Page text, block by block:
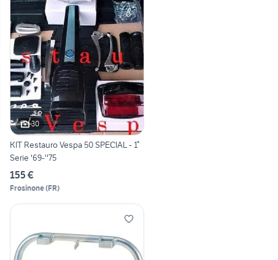
30
KIT Restauro Vespa 50 SPECIAL - 1°
Serie '69-''75
155 €
Frosinone(FR)